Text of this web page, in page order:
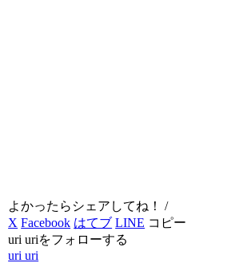
よかったらシェアしてね！ /
X Facebook はてブ LINE コピー
uri uriをフォローする
uri uri